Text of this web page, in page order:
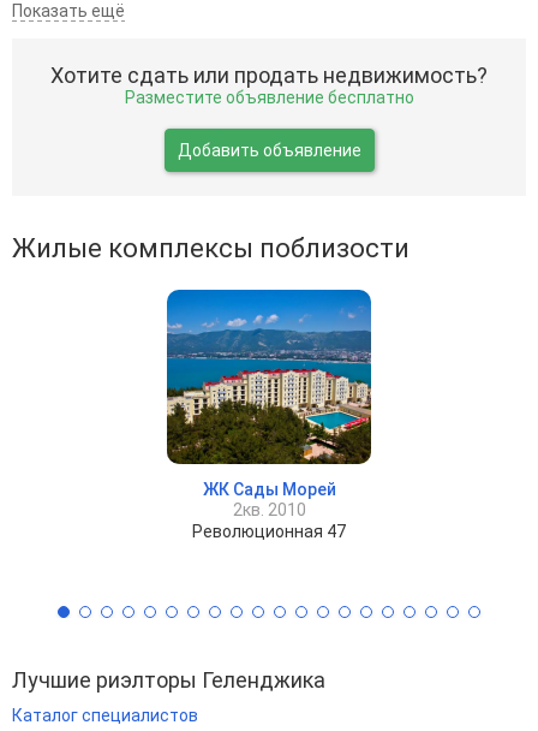
Показать ещё
Хотите сдать или продать недвижимость?
Разместите объявление бесплатно
Добавить объявление
Жилые комплексы поблизости
ЖК Сады Морей
2кв. 2010
Революционная 47
Лучшие риэлторы Геленджика
Каталог специалистов